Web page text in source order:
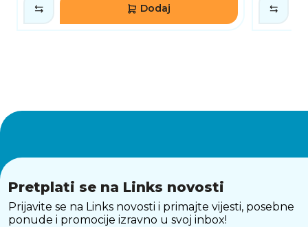
Dodaj
Pretplati se na Links novosti
Prijavite se na Links novosti i primajte vijesti, posebne
ponude i promocije izravno u svoj inbox!